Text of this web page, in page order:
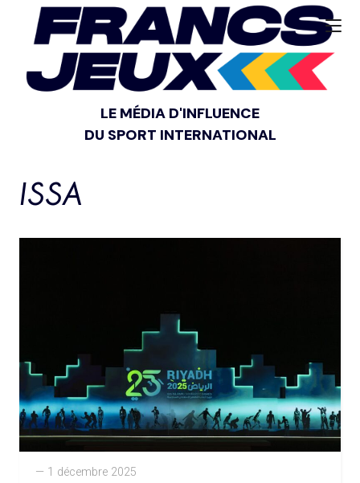
LE MÉDIA D'INFLUENCE
DU SPORT INTERNATIONAL
ISSA
— 1 décembre 2025